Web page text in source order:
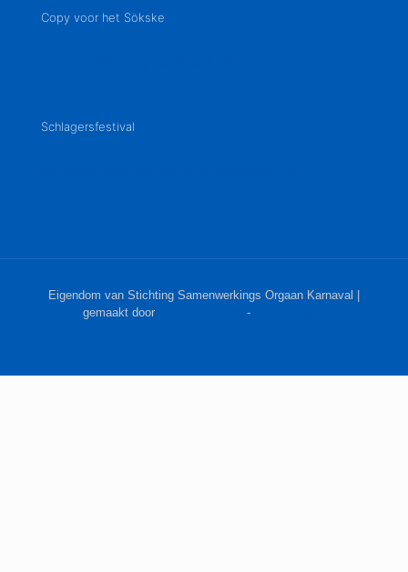
Copy voor het Sökske
Schlagersfestival
Eigendom van Stichting Samenwerkings Orgaan Karnaval |
gemaakt door
-